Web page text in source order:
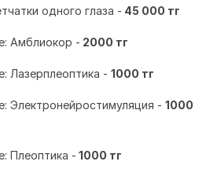
одного глаза - 45 000 тг
Амблиокор - 2000 тг
Лазерплеоптика - 1000 тг
Электронейростимуляция - 1000
Плеоптика - 1000 тг